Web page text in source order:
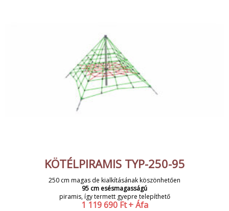
KÖTÉLPIRAMIS TYP-250-95
250 cm magas de kialkításának köszönhetően
95 cm esésmagasságú
piramis, így termett gyepre telepíthető
1 119 690 Ft + Áfa